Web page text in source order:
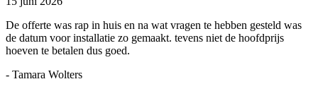
De offerte was rap in huis en na wat vragen te hebben gesteld was
de datum voor installatie zo gemaakt. tevens niet de hoofdprijs
hoeven te betalen dus goed.
- Tamara Wolters